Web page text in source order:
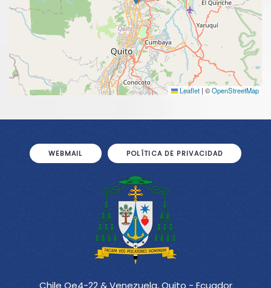
Leaflet | ©OpenStreetMap
WEBMAIL POLÍTICA DE PRIVACIDAD
Chile Oe4-22 & Venezuela, Quito - Ecuador